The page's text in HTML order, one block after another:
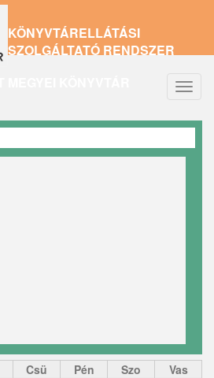
KÖNYVTÁRELLÁTÁSI
SZOLGÁLTATÓ RENDSZER
Csü Pén Szo Vas